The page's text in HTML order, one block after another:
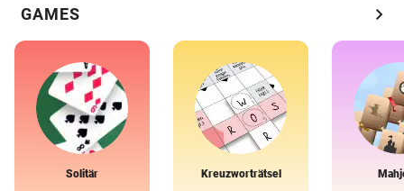
GAMES chevron_right
Solitär Kreuzworträtsel